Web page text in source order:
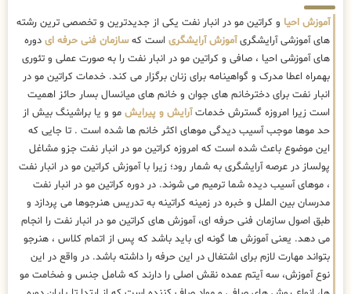
آموزش احیا و کراتین مو در انبار نفت یکی از جدیدترین و تخصصی ترین رشته
های آموزشی آرایشگریآموزش آرایشگری است کهسازمان فنی حرفه ای دوره
های آموزشی احیا ، صافی و کراتین مو در انبار نفت را به صورت عملی و تئوری
بهمراه اعطا مدرک و گواهینامه برای زنان برگزار می کند. خدمات کراتین مو در
انبار نفت برای دخترخانم های جوان و خانم های میانسال بسار حائز اهمیت
است زیرا امروزه گسترش خدماتآرایش و پیرایش مو و یا براشینگ بیش از
حد موها موجب آسیب دیدگی موهای اکثر خانم ها شده است . تا جایی که
این موضوع باعث شده است که امروزه کراتین مو در انبار نفت جزو مشاغل
پولساز در عرصه آرایشگری به شمار رود؛ زیرا با آموزش کراتین مو در انبار نفت
، موهای آسیب دیده شما ترمیم می شوند. در دوره کراتین مو در انبار نفت
مدرسان بین الملل و خبره در زمینه کراتینه به تدریس هنرجوها می پردازد و
طبق اصول سازمان فنی حرفه ای، آموزش های کراتین مو در انبار نفت را انجام
می دهد. یعنی آموزش ها گونه ای باید باشد که پس از اتمام کلاس ، هنرجو
بتواند مهارت لازم برای اشتغال در این حرفه را داشته باشد. در واقع در این
نوع آموزش، سه آیتم عمده نقش اصلی را دارند که شامل جنس و ضخامت مو